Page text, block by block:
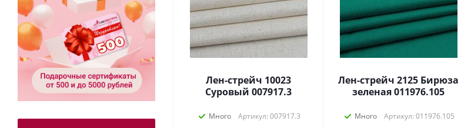
Лен-стрейч 10023
Суровый 007917.3
Много Артикул: 007917.3
Лен-стрейч 2125 Бирюза
зеленая 011976.105
Много Артикул: 011976.105